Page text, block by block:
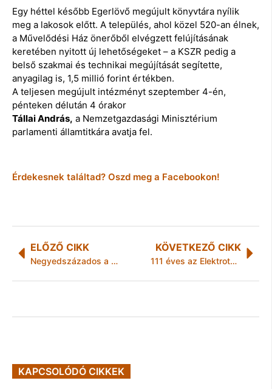
Egy héttel később Egerlövő megújult könyvtára nyílik
meg a lakosok előtt. A település, ahol közel 520-an élnek,
a Művelődési Ház önerőből elvégzett felújításának
keretében nyitott új lehetőségeket – a KSZR pedig a
belső szakmai és technikai megújítását segítette,
anyagilag is, 1,5 millió forint értékben.
A teljesen megújult intézményt szeptember 4-én,
pénteken délután 4 órakor
Tállai András, a Nemzetgazdasági Minisztérium
parlamenti államtitkára avatja fel.
Érdekesnek találtad? Oszd meg a Facebookon!
ELŐZŐ CIKK
Negyedszázados a Brókerképző
KÖVETKEZŐ CIKK
111 éves az Elektrotechnikai-Elektronikai Intézeti Tanszék
KAPCSOLÓDÓ CIKKEK